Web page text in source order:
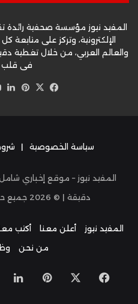
المفيد نيوز مؤسسة صحفية رائدة
الإلكترونية، وتركز على
والعالم العربي، من خلال تغطية
في قلب
فيسبوك
‫X
سياسة الخصوصية |
المفيد نيوز – موقع إخباري
دقيقة | © 2026 جميع
المفيد نيوز أعلن معنا أكتب
من نحن
فيسبوك